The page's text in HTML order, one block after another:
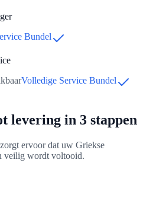
Bundel
Volledige Service Bundel
levering in 3 stappen
ervoor dat uw Griekse
veilig wordt voltooid.